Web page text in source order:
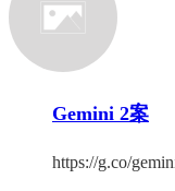
Gemini 2案
https://g.co/